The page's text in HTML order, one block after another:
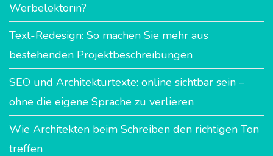
Werbelektorin?
Text-Redesign: So machen Sie mehr aus
bestehenden Projektbeschreibungen
SEO und Architekturtexte: online sichtbar sein –
ohne die eigene Sprache zu verlieren
Wie Architekten beim Schreiben den richtigen Ton
treffen